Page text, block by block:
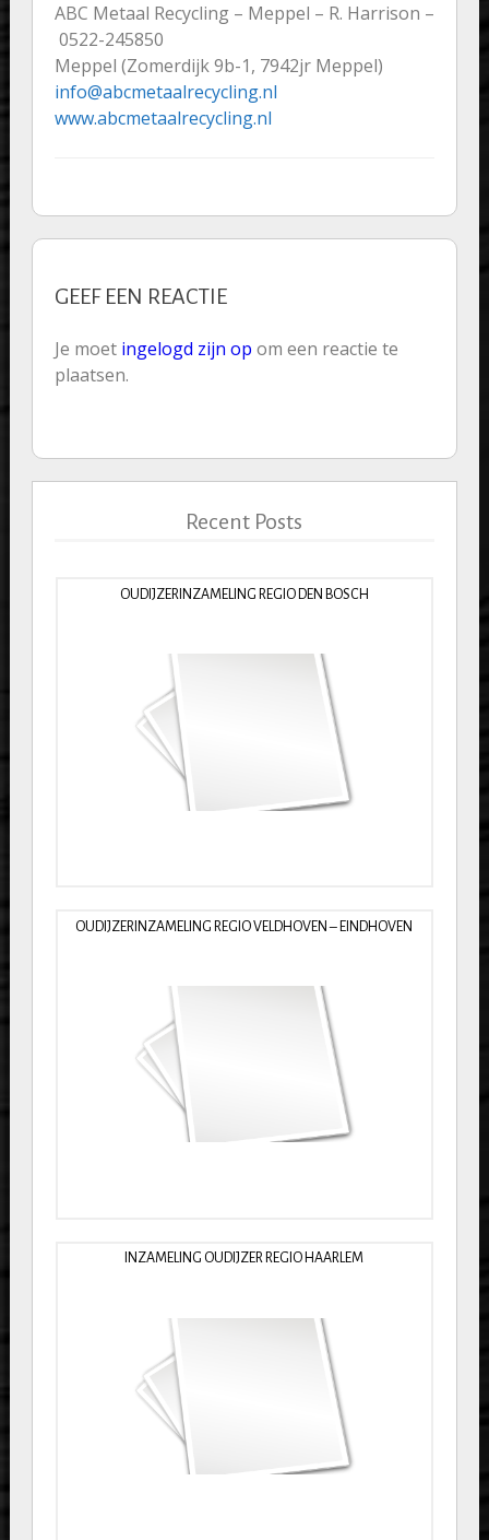
ABC Metaal Recycling – Meppel – R. Harrison –
0522-245850
Meppel (Zomerdijk 9b-1, 7942jr Meppel)
info@abcmetaalrecycling.nl
www.abcmetaalrecycling.nl
GEEF EEN REACTIE
Je moet ingelogd zijn op om een reactie te
plaatsen.
Recent Posts
OUDIJZERINZAMELING REGIO DEN BOSCH
OUDIJZERINZAMELING REGIO VELDHOVEN – EINDHOVEN
INZAMELING OUDIJZER REGIO HAARLEM